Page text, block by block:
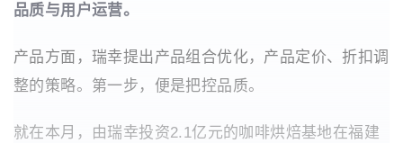
品质与用户运营。
产品方面，瑞幸提出产品组合优化，产品定价、折扣调
整的策略。第一步，便是把控品质。
就在本月，由瑞幸投资2.1亿元的咖啡烘焙基地在福建